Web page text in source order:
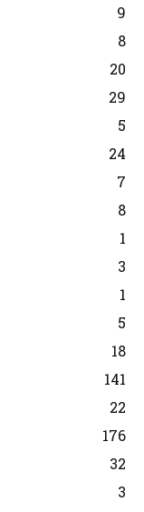
9
8
20
29
5
24
7
8
1
3
1
5
18
141
22
176
32
3